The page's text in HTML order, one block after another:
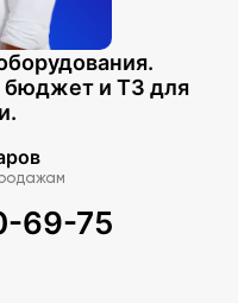
бюджет и ТЗ для
69-75